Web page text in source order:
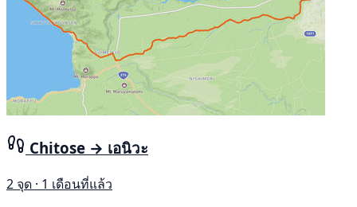
Chitose → เอนิวะ
2 จุด · 1 เดือนที่แล้ว